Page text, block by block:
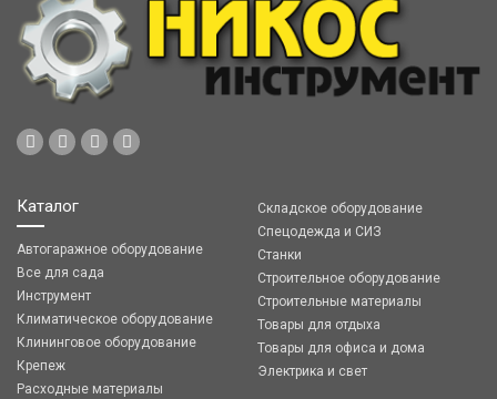
Каталог
Автогаражное оборудование
Все для сада
Инструмент
Климатическое оборудование
Клининговое оборудование
Крепеж
Расходные материалы
Складское оборудование
Спецодежда и СИЗ
Станки
Строительное оборудование
Строительные материалы
Товары для отдыха
Товары для офиса и дома
Электрика и свет